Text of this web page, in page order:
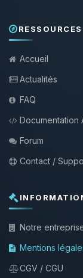
Accueil
Actualités
FAQ
Documentation
Forum
Contact /
Notre
Mentions
CGV / CGU